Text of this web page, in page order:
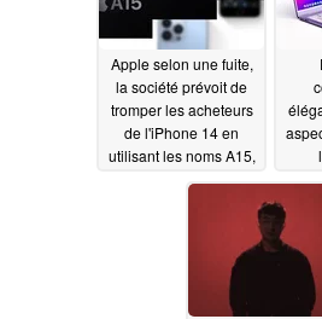
Apple selon une fuite,
la société prévoit de
tromper les acheteurs
de l'iPhone 14 en
utilisant les noms A15,
A16 et A16 Pro